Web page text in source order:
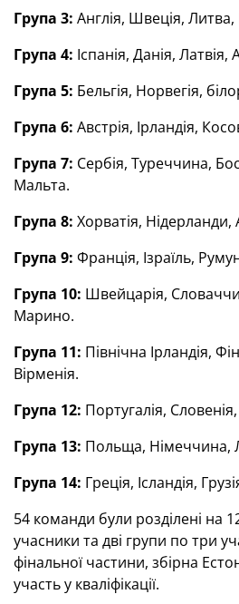
Група 3: Англія, Швеція,
Група 4: Іспанія, Данія,
Група 5: Бельгія, Норвегія,
Група 6: Австрія, Ірландія,
Група 7: Сербія, Туреччина,
Мальта.
Група 8: Хорватія, Нідерланди,
Група 9: Франція, Ізраїль,
Група 10: Швейцарія,
Марино.
Група 11: Північна Ірландія,
Вірменія.
Група 12: Португалія,
Група 13: Польща, Німеччина,
Група 14: Греція, Ісландія,
54 команди були розділені на
учасники та дві групи по три
фінальної частини, збірна
участь у кваліфікації.